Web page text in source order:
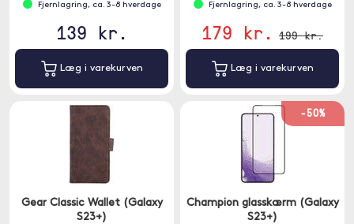
Fjernlagring, ca. 3-8 hverdage
139 kr.
Læg i varekurven
Fjernlagring, ca. 3-8 hverdage
179 kr. 199 kr.
Læg i varekurven
Gear Classic Wallet (Galaxy
S23+)
-50%
Champion glasskærm (Galaxy
S23+)